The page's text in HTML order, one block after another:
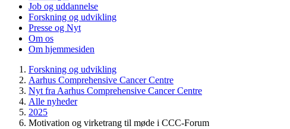
Job og uddannelse
Forskning og udvikling
Presse og Nyt
Om os
Om hjemmesiden
Forskning og udvikling
Aarhus Comprehensive Cancer Centre
Nyt fra Aarhus Comprehensive Cancer Centre
Alle nyheder
2025
Motivation og virketrang til møde i CCC-Forum